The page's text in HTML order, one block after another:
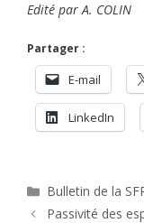
Edité par A. COLIN
Partager :
E-mail
LinkedIn
Catégories
Bulletin de la
Passivité des